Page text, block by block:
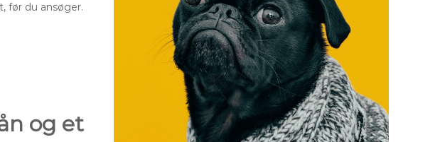
før du ansøger.
og et